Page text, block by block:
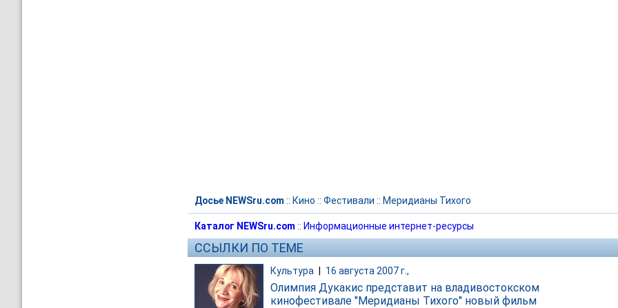
Досье NEWSru.com :: Кино :: Фестивали :: Меридианы Тихого
Каталог NEWSru.com :: Информационные интернет-ресурсы
ССЫЛКИ ПО ТЕМЕ
Культура 16 августа 2007 г.,
Олимпия Дукакис представит на владивостокском
кинофестивале "Меридианы Тихого" новый фильм